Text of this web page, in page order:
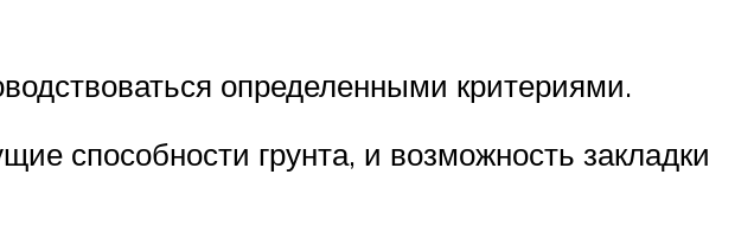
определенными критериями.
способности грунта, и возможность закладки